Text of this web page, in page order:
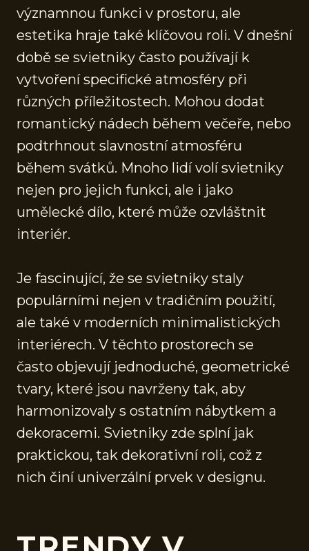
významnou funkci v prostoru, ale
estetika hraje také klíčovou roli. V dnešní
době se svietniky často používají k
vytvoření specifické atmosféry při
různých příležitostech. Mohou dodat
romantický nádech během večeře, nebo
podtrhnout slavnostní atmosféru
během svátků. Mnoho lidí volí svietniky
nejen pro jejich funkci, ale i jako
umělecké dílo, které může ozvláštnit
interiér.
Je fascinující, že se svietniky staly
populárními nejen v tradičním použití,
ale také v moderních minimalistických
interiérech. V těchto prostorech se
často objevují jednoduché, geometrické
tvary, které jsou navrženy tak, aby
harmonizovaly s ostatním nábytkem a
dekoracemi. Svietniky zde splní jak
praktickou, tak dekorativní roli, což z
nich činí univerzální prvek v designu.